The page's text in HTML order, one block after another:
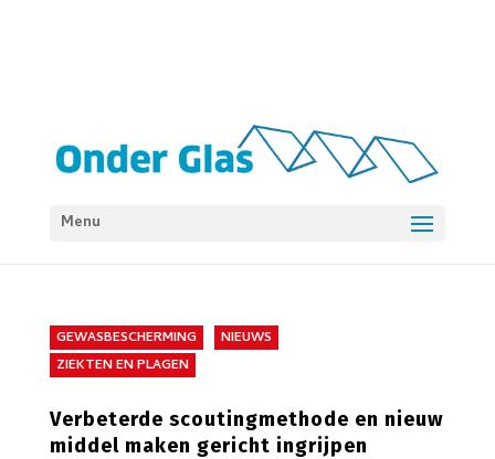
Menu
GEWASBESCHERMING
NIEUWS
ZIEKTEN EN PLAGEN
Verbeterde scoutingmethode en nieuw
middel maken gericht ingrijpen